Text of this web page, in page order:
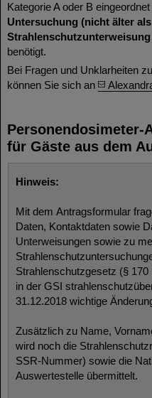
Kategorie A oder B
Untersuchung (nicht älter
benötigt.
Bei Fragen und Unklarheiten
können Sie sich an
für Gäste aus dem
Hinweis:
Mit dem Antragsformular
Daten, Kontaktdaten sowie
Unterweisungen sowie zu
Strahlenschutzgesetz (§
in der GSI
31.12.2018 wichtige
Zusätzlich zu Name,
wird noch die
SSR-Nummer) sowie die
Auswertestelle übermittelt.